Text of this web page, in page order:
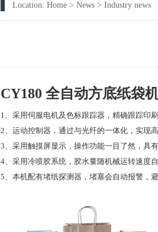
Location: Home > News > Industry news
CY180 全自动方底纸袋
1、采用伺服电机及色标跟踪器，精确跟踪印
2、运动控制器，通过与光纤的一体化，实现
3、采用触摸屏显示，操作功能一目了然，具
4、采用冷喷胶系统，胶水量随机械运转速度
5、本机配有堵纸探测器，堵塞会自动报警，